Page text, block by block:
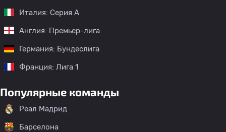
Италия: Серия А
Англия: Премьер-лига
Германия: Бундеслига
Франция: Лига 1
Популярные команды
Реал Мадрид
Барселона